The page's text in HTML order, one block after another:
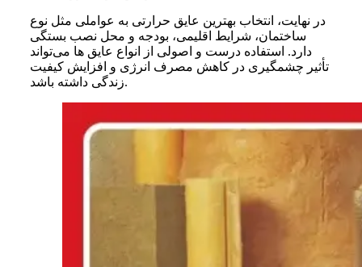
در نهایت، انتخاب بهترین عایق حرارتی به عواملی مثل نوع
ساختمان، شرایط اقلیمی، بودجه و محل نصب بستگی
دارد. استفاده درست و اصولی از انواع عایق‌ ها می‌تواند
تأثیر چشمگیری در کاهش مصرف انرژی و افزایش کیفیت
زندگی داشته باشد.